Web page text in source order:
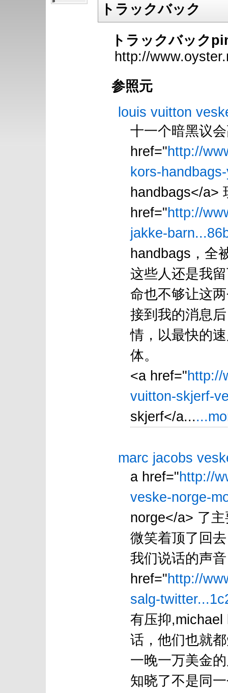
トラックバック
トラックバック
http://
参照元
louis vuitton
十一个暗黑议
href="http://
kors-
handbags</a>
href="http://
jakke-
handbags，全
这些人还是我
命也不够让这
接到我的消息
情，以最快的
体。
<a href="http://
vuitton-skjerf-
skjerf</a...
marc jacobs
a href="http://
veske-norge-
norge</a> 了
微笑着顶了回
我们说话的声
href="http://
salg-
有压抑
话，他们也就
一晚一万美金
知晓了不是同